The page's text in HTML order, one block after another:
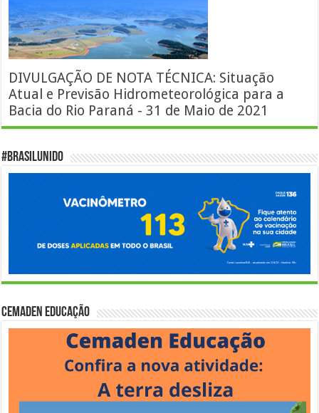
DIVULGAÇÃO DE NOTA TÉCNICA: Situação
Atual e Previsão Hidrometeorológica para a
Bacia do Rio Paraná - 31 de Maio de 2021
#BrasilUnido
Cemaden Educação